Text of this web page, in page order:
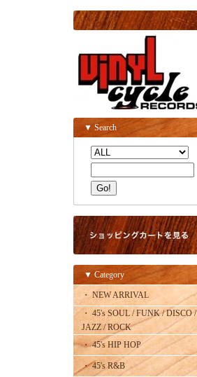
▼ Search
▼ Category
・ NEW ARRIVAL
・ 45's SOUL / FUNK / DISCO /
JAZZ / ROCK
・ 45's HIP HOP
・ 45's R&B